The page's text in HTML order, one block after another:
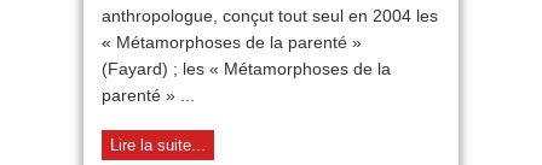
anthropologue, conçut tout seul en 2004 les
« Métamorphoses de la parenté »
(Fayard) ; les « Métamorphoses de la
parenté » ...
Lire la suite...